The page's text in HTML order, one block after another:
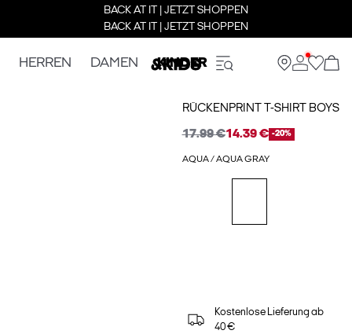
BACK AT IT | JETZT SHOPPEN
BACK AT IT | JETZT SHOPPEN
HERREN DAMEN KINDER
RÜCKENPRINT T-SHIRT BOYS
17.99 €14.39 € -20%
AQUA / AQUA GRAY
Kostenlose Lieferung ab
40 €